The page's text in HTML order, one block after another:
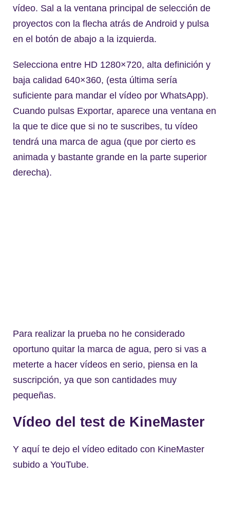
vídeo. Sal a la ventana principal de selección de
proyectos con la flecha atrás de Android y pulsa
en el botón de abajo a la izquierda.
Selecciona entre HD 1280×720, alta definición y
baja calidad 640×360, (esta última sería
suficiente para mandar el vídeo por WhatsApp).
Cuando pulsas Exportar, aparece una ventana en
la que te dice que si no te suscribes, tu vídeo
tendrá una marca de agua (que por cierto es
animada y bastante grande en la parte superior
derecha).
Para realizar la prueba no he considerado
oportuno quitar la marca de agua, pero si vas a
meterte a hacer vídeos en serio, piensa en la
suscripción, ya que son cantidades muy
pequeñas.
Vídeo del test de KineMaster
Y aquí te dejo el vídeo editado con KineMaster
subido a YouTube.